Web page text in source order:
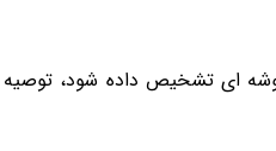
ای تشخیص داده شود،